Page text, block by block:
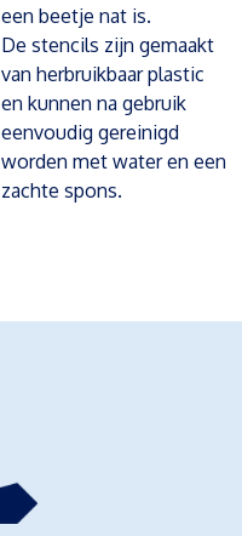
een beetje nat is.
De stencils zijn gemaakt
van herbruikbaar plastic
en kunnen na gebruik
eenvoudig gereinigd
worden met water en een
zachte spons.